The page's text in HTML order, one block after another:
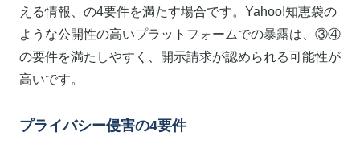
える情報、の4要件を満たす場合です。Yahoo!知恵袋の
ような公開性の高いプラットフォームでの暴露は、③④
の要件を満たしやすく、開示請求が認められる可能性が
高いです。
プライバシー侵害の4要件